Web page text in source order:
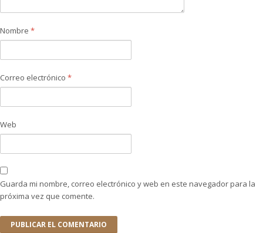
Nombre *
Correo electrónico *
Web
Guarda mi nombre, correo electrónico y web en este navegador para la
próxima vez que comente.